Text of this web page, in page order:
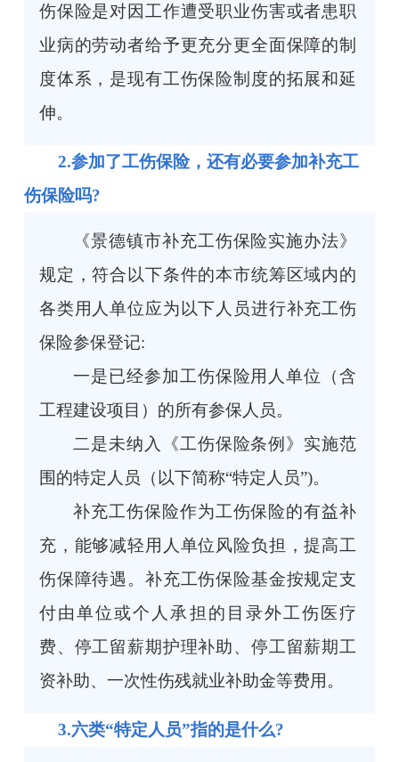
伤保险是对因工作遭受职业伤害或者患职
业病的劳动者给予更充分更全面保障的制
度体系，是现有工伤保险制度的拓展和延
伸。
2.参加了工伤保险，还有必要参加补充工
伤保险吗?
《景德镇市补充工伤保险实施办法》
规定，符合以下条件的本市统筹区域内的
各类用人单位应为以下人员进行补充工伤
保险参保登记:
一是已经参加工伤保险用人单位（含
工程建设项目）的所有参保人员。
二是未纳入《工伤保险条例》实施范
围的特定人员（以下简称“特定人员”)。
补充工伤保险作为工伤保险的有益补
充，能够减轻用人单位风险负担，提高工
伤保障待遇。补充工伤保险基金按规定支
付由单位或个人承担的目录外工伤医疗
费、停工留薪期护理补助、停工留薪期工
资补助、一次性伤残就业补助金等费用。
3.六类“特定人员”指的是什么?